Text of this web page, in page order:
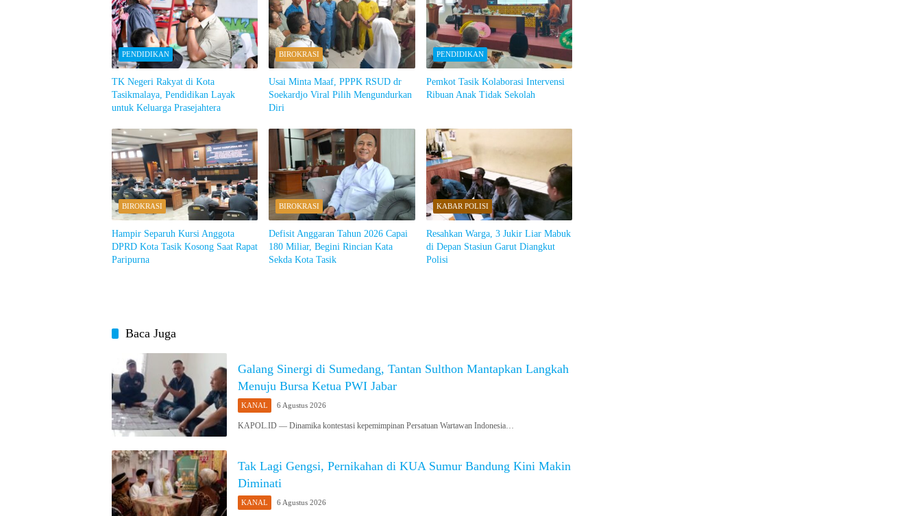
PENDIDIKAN
TK Negeri Rakyat di Kota
Tasikmalaya, Pendidikan Layak
untuk Keluarga Prasejahtera
BIROKRASI
Usai Minta Maaf, PPPK RSUD dr
Soekardjo Viral Pilih Mengundurkan
Diri
PENDIDIKAN
Pemkot Tasik Kolaborasi Intervensi
Ribuan Anak Tidak Sekolah
BIROKRASI
Hampir Separuh Kursi Anggota
DPRD Kota Tasik Kosong Saat Rapat
Paripurna
BIROKRASI
Defisit Anggaran Tahun 2026 Capai
180 Miliar, Begini Rincian Kata
Sekda Kota Tasik
KABAR POLISI
Resahkan Warga, 3 Jukir Liar Mabuk
di Depan Stasiun Garut Diangkut
Polisi
Baca Juga
Galang Sinergi di Sumedang, Tantan Sulthon Mantapkan Langkah
Menuju Bursa Ketua PWI Jabar
KANAL 6 Agustus 2026
KAPOL.ID — Dinamika kontestasi kepemimpinan Persatuan Wartawan Indonesia…
Tak Lagi Gengsi, Pernikahan di KUA Sumur Bandung Kini Makin
Diminati
KANAL 6 Agustus 2026